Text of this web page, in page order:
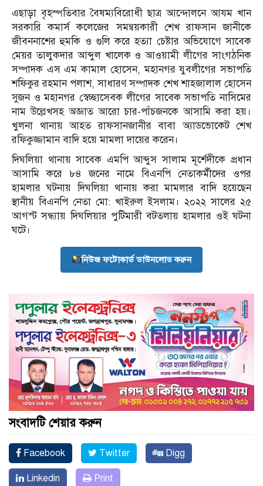
এছাড়া বৃহস্পতিবার বৈষম্যবিরোধী ছাত্র আন্দোলনে আযম খান
সরকারি কমার্স কলেজের সমন্বয়কারী শেখ রাফসান জানীকে
জীবননাশের হুমকি ও গুলি করে হত্যা চেষ্টার অভিযোগে সাবেক
মেয়র তালুকদার আব্দুল খালেক ও আওয়ামী লীগের সাংগঠনিক
সম্পাদক এস এম কামাল হোসেন, মহানগর যুবলীগের সভাপতি
শফিকুর রহমান পলাশ, সাধারণ সম্পাদক শেখ শাহজালাল হোসেন
সুজন ও মহানগর স্বেচ্ছাসেবক লীগের সাবেক সভাপতি নাসিমের
নাম উল্লেখসহ অজ্ঞাত আরো চার-পাঁচজনকে আসামি করা হয়।
খুলনা থানায় আহত রাফসানজানীর বাবা অ্যাডভোকেট শেখ
রফিকুজ্জামান বাদি হয়ে মামলা দায়ের করেন।
দিঘলিয়া থানায় সাবেক এমপি আব্দুস সালাম মূর্শেদীকে প্রধান
আসামি করে ৮৪ জনের নামে বিএনপি নেতাকর্মীদের ওপর
হামলার ঘটনায় দিঘলিয়া থানায় করা মামলার বাদি হয়েছেন
স্থানীয় বিএনপি নেতা মো: খাইরুল ইসলাম। ২০২২ সালের ২৫
আগস্ট সন্ধ্যায় দিঘলিয়ার পুটিমারী বটতলায় হামলার ওই ঘটনা
ঘটে।
নিউজ ফটোকার্ড ডাউনলোড করুন
সংবাদটি শেয়ার করুন
Facebook Twitter Digg
Linkedin Print